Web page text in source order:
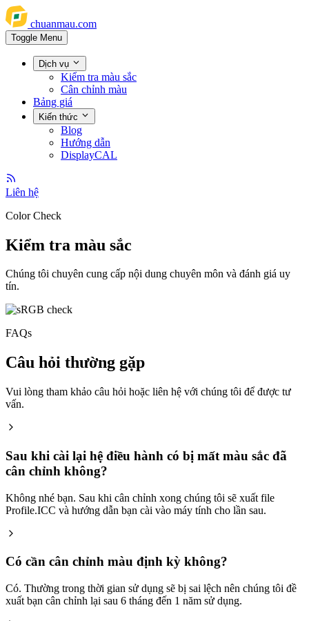
chuanmau.com
Toggle Menu
Dịch vụ
Kiểm tra màu sắc
Cân chỉnh màu
Bảng giá
Kiến thức
Blog
Hướng dẫn
DisplayCAL
Liên hệ
Color Check
Kiểm tra màu sắc
Chúng tôi chuyên cung cấp nội dung chuyên môn và đánh giá uy
tín.
FAQs
Câu hỏi thường gặp
Vui lòng tham khảo câu hỏi hoặc liên hệ với chúng tôi để được tư
vấn.
Sau khi cài lại hệ điều hành có bị mất màu sắc đã
cân chỉnh không?
Không nhé bạn. Sau khi cân chỉnh xong chúng tôi sẽ xuất file
Profile.ICC và hướng dẫn bạn cài vào máy tính cho lần sau.
Có cần cân chỉnh màu định kỳ không?
Có. Thường trong thời gian sử dụng sẽ bị sai lệch nên chúng tôi đề
xuất bạn cân chỉnh lại sau 6 tháng đến 1 năm sử dụng.